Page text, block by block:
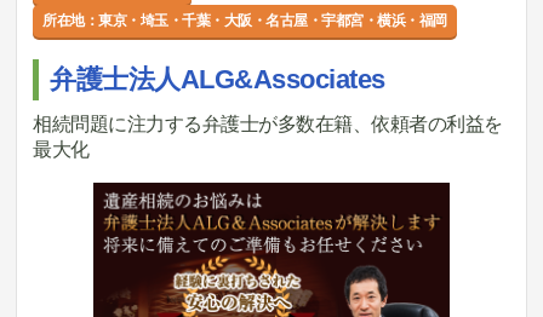
所在地：東京・埼玉・千葉・大阪・名古屋・宇都宮・横浜・福岡
弁護士法人ALG&Associates
相続問題に注力する弁護士が多数在籍、依頼者の利益を
最大化